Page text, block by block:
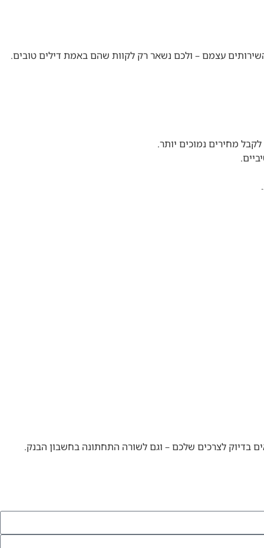
עצמם – ולכם נשאר רק לקוות שהם באמת דילים טובים.
מחירים נמוכים יותר.
בדיוק לצרכים שלכם – וגם לשורה התחתונה בחשבון הבנק.